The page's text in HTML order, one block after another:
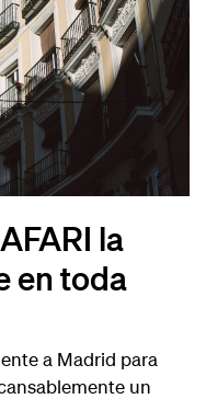
la
en toda
a Madrid para
un